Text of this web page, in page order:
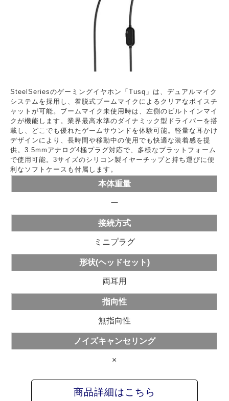
SteelSeriesのゲーミングイヤホン「Tusq」は、デュアルマイク
システムを採用し、着脱式ブームマイクによるクリアなボイスチ
ャットが可能。ブームマイク未使用時は、左側のビルトインマイ
クが機能します。業界最高水準のダイナミック型ドライバーを搭
載し、どこでも優れたゲームサウンドを体験可能。軽量な耳かけ
デザインにより、長時間や移動中の使用でも快適な装着感を提
供。3.5mmアナログ4極プラグ対応で、多様なプラットフォーム
で使用可能。3サイズのシリコン製イヤーチップと持ち運びに便
利なソフトケースも付属します。
本体重量
ー
接続方式
ミニプラグ
形状(ヘッドセット)
両耳用
指向性
無指向性
ノイズキャンセリング
×
商品詳細はこちら